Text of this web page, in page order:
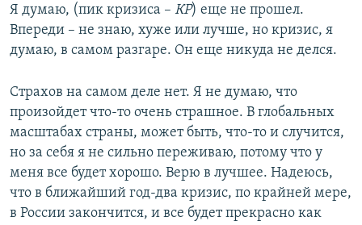
Я думаю, (пик кризиса – КР) еще не прошел.
Впереди – не знаю, хуже или лучше, но кризис, я
думаю, в самом разгаре. Он еще никуда не делся.
Страхов на самом деле нет. Я не думаю, что
произойдет что-то очень страшное. В глобальных
масштабах страны, может быть, что-то и случится,
но за себя я не сильно переживаю, потому что у
меня все будет хорошо. Верю в лучшее. Надеюсь,
что в ближайший год-два кризис, по крайней мере,
в России закончится, и все будет прекрасно как